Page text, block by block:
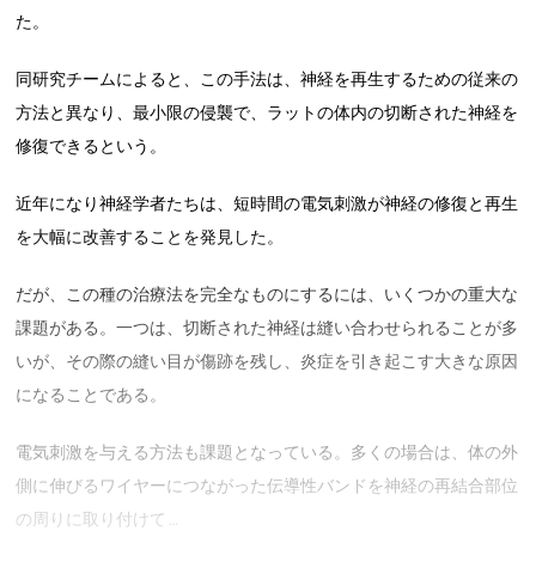
た。
同研究チームによると、この手法は、神経を再生するための従来の
方法と異なり、最小限の侵襲で、ラットの体内の切断された神経を
修復できるという。
近年になり神経学者たちは、短時間の電気刺激が神経の修復と再生
を大幅に改善することを発見した。
だが、この種の治療法を完全なものにするには、いくつかの重大な
課題がある。一つは、切断された神経は縫い合わせられることが多
いが、その際の縫い目が傷跡を残し、炎症を引き起こす大きな原因
になることである。
電気刺激を与える方法も課題となっている。多くの場合は、体の外
側に伸びるワイヤーにつながった伝導性バンドを神経の再結合部位
の周りに取り付けて …